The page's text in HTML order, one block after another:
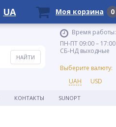
Время работы:
ПН-ПТ 09:00 – 17:00
СБ-НД выходные
Выберите валюту:
UAH
USD
КОНТАКТЫ SUNOPT
UA Моя корзина 0